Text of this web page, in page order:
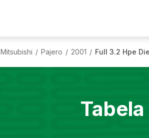
Mitsubishi / Pajero / 2001 / Full 3.2 Hpe